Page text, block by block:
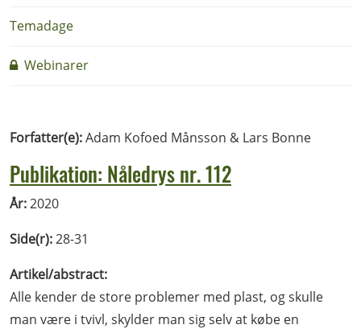
Temadage
Webinarer
Forfatter(e):Adam Kofoed Månsson & Lars Bonne
Publikation: Nåledrys nr. 112
År:2020
Side(r):28-31
Artikel/abstract:
Alle kender de store problemer med plast, og skulle
man være i tvivl, skylder man sig selv at købe en